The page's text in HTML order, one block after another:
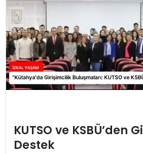
KUTSO ve KSBÜ’den
Destek